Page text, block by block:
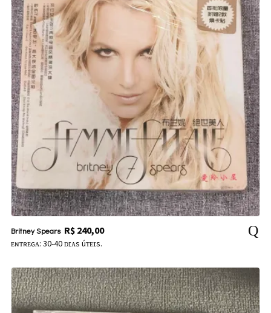
Britney Spears R$240,00
ᴇɴᴛʀᴇɢᴀ: 30-40 ᴅɪᴀs úᴛᴇɪs.